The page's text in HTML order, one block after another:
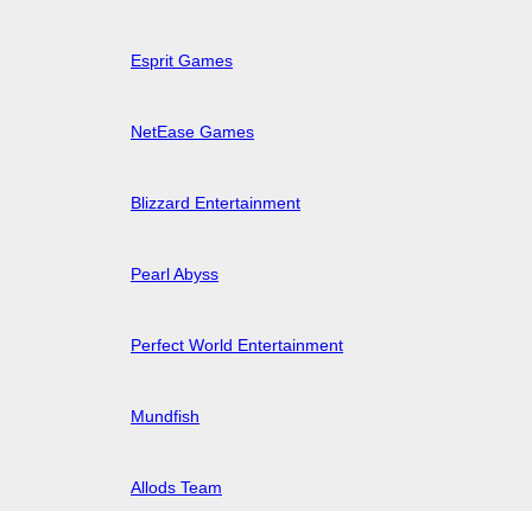
Esprit Games
NetEase Games
Blizzard Entertainment
Pearl Abyss
Perfect World Entertainment
Mundfish
Allods Team